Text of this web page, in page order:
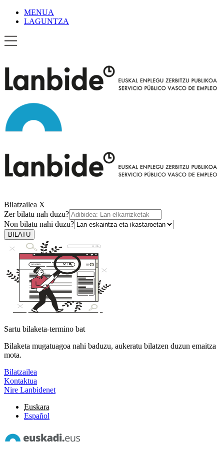
MENUA
LAGUNTZA
Bilatzailea X
Zer bilatu nah duzu?
Non bilatu nahi duzu?
BILATU
Sartu bilaketa-termino bat
Bilaketa mugatuagoa nahi baduzu, aukeratu bilatzen duzun emaitza
mota.
Bilatzailea
Kontaktua
Nire Lanbidenet
Euskara
Español